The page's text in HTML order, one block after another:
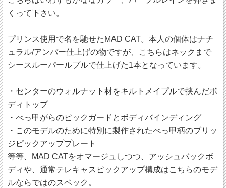
くって下さい。
プリンス使用で名を馳せたMAD CAT。本人の個体はナチ
ュラル/アンバー仕上げの物ですが、こちらはネックまで
シースルーパールプルで仕上げた1本となっています。
・センターのウォルナット材をキルトメイプルで挟んだボ
ディトップ
・べっ甲がらのピックガードとボディバインディング
・このモデルのために特別に製作されたべっ甲柄のブリッ
ジピックアッププレート
等等、MAD CATをオマージュしつつ、アッシュバックボ
ディや、通常テレキャスピックアップ構成はこちらのモデ
ルならではのスペック。